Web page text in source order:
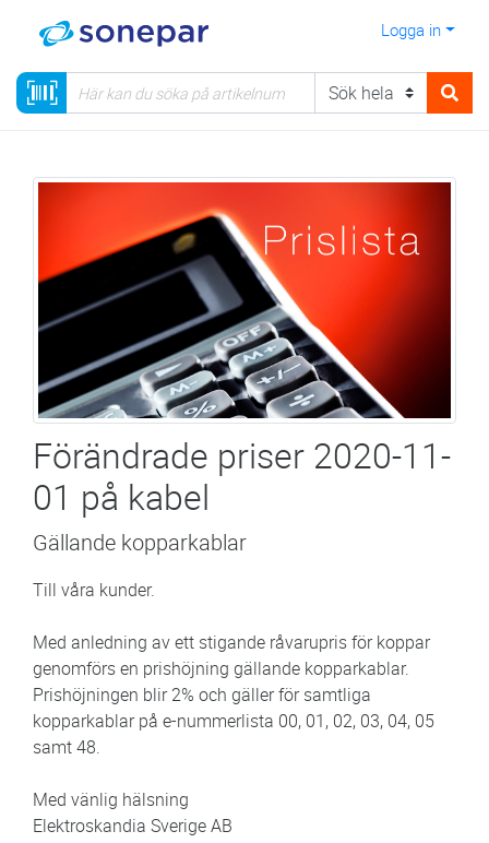
Logga in
Förändrade priser 2020-11-
01 på kabel
Gällande kopparkablar
Till våra kunder.
Med anledning av ett stigande råvarupris för koppar
genomförs en prishöjning gällande kopparkablar.
Prishöjningen blir 2% och gäller för samtliga
kopparkablar på e-nummerlista 00, 01, 02, 03, 04, 05
samt 48.
Med vänlig hälsning
Elektroskandia Sverige AB